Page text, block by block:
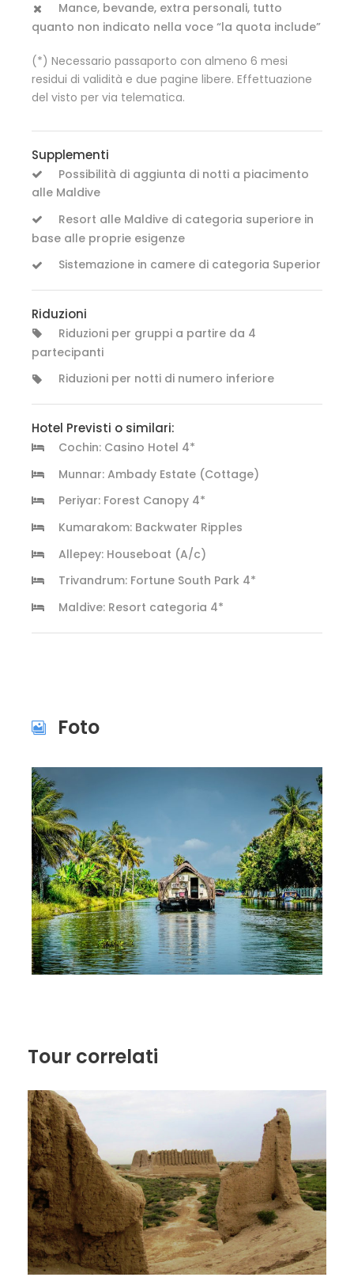
Mance, bevande, extra personali, tutto
quanto non indicato nella voce “la quota include”
(*) Necessario passaporto con almeno 6 mesi
residui di validità e due pagine libere. Effettuazione
del visto per via telematica.
Supplementi
Possibilità di aggiunta di notti a piacimento
alle Maldive
Resort alle Maldive di categoria superiore in
base alle proprie esigenze
Sistemazione in camere di categoria Superior
Riduzioni
Riduzioni per gruppi a partire da 4
partecipanti
Riduzioni per notti di numero inferiore
Hotel Previsti o similari:
Cochin: Casino Hotel 4*
Munnar: Ambady Estate (Cottage)
Periyar: Forest Canopy 4*
Kumarakom: Backwater Ripples
Allepey: Houseboat (A/c)
Trivandrum: Fortune South Park 4*
Maldive: Resort categoria 4*
Foto
Tour correlati